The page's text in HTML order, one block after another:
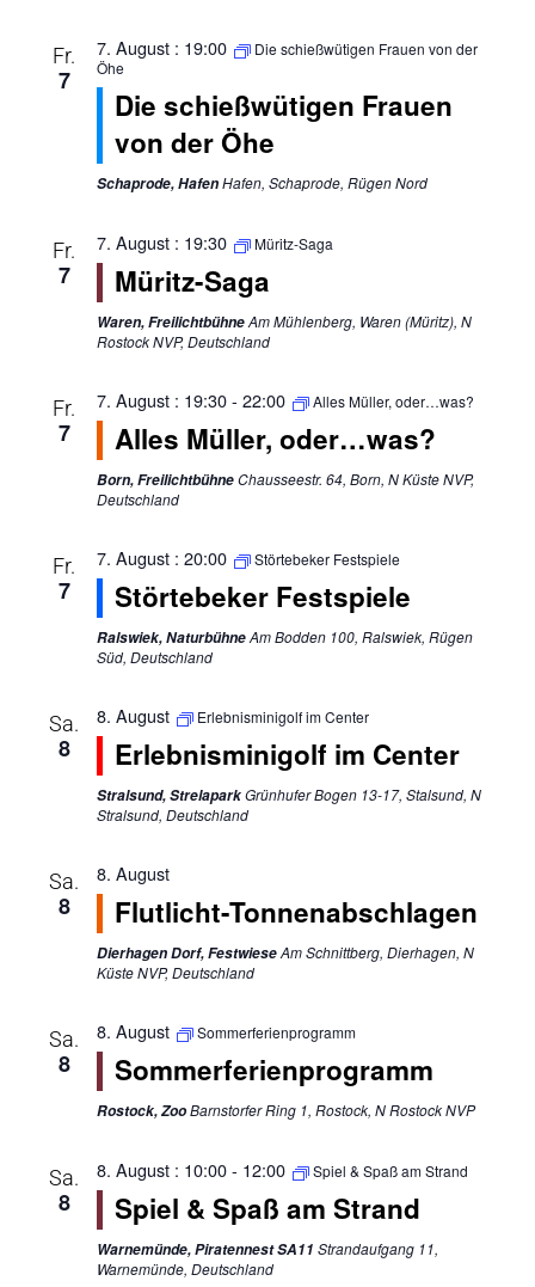
Fr.
7
7. August : 19:00
Die schießwütigen Frauen von der
Öhe
Die schießwütigen Frauen
von der Öhe
Schaprode, HafenHafen, Schaprode, Rügen Nord
Fr.
7
7. August : 19:30 Müritz-Saga
Müritz-Saga
Waren, FreilichtbühneAm Mühlenberg, Waren (Müritz), N
Rostock NVP, Deutschland
Fr.
7
7. August : 19:30- 22:00 Alles Müller, oder…was?
Alles Müller, oder…was?
Born, FreilichtbühneChausseestr. 64, Born, N Küste NVP,
Deutschland
Fr.
7
7. August : 20:00 Störtebeker Festspiele
Störtebeker Festspiele
Ralswiek, NaturbühneAm Bodden 100, Ralswiek, Rügen
Süd, Deutschland
Sa.
8
8. August Erlebnisminigolf im Center
Erlebnisminigolf im Center
Stralsund, StrelaparkGrünhufer Bogen 13-17, Stalsund, N
Stralsund, Deutschland
Sa.
8
8. August
Flutlicht-Tonnenabschlagen
Dierhagen Dorf, FestwieseAm Schnittberg, Dierhagen, N
Küste NVP, Deutschland
Sa.
8
8. August Sommerferienprogramm
Sommerferienprogramm
Rostock, ZooBarnstorfer Ring 1, Rostock, N Rostock NVP
Sa.
8
8. August : 10:00- 12:00 Spiel & Spaß am Strand
Spiel & Spaß am Strand
Warnemünde, Piratennest SA11 Strandaufgang 11,
Warnemünde, Deutschland